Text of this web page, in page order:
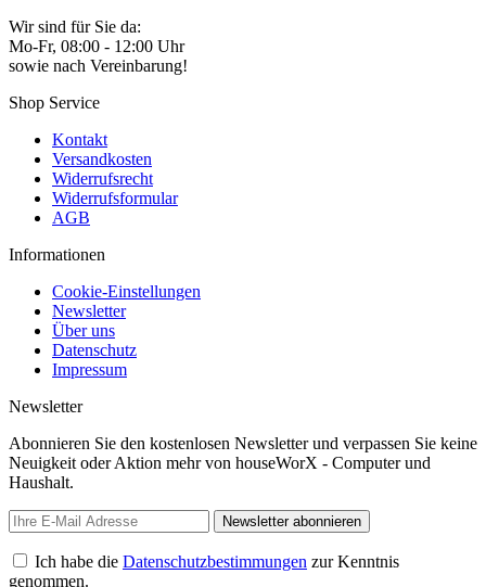
Wir sind für Sie da:
Mo-Fr, 08:00 - 12:00 Uhr
sowie nach Vereinbarung!
Shop Service
Kontakt
Versandkosten
Widerrufsrecht
Widerrufsformular
AGB
Informationen
Cookie-Einstellungen
Newsletter
Über uns
Datenschutz
Impressum
Newsletter
Abonnieren Sie den kostenlosen Newsletter und verpassen Sie keine
Neuigkeit oder Aktion mehr von houseWorX - Computer und
Haushalt.
Newsletter abonnieren
Ich habe die Datenschutzbestimmungen zur Kenntnis
genommen.